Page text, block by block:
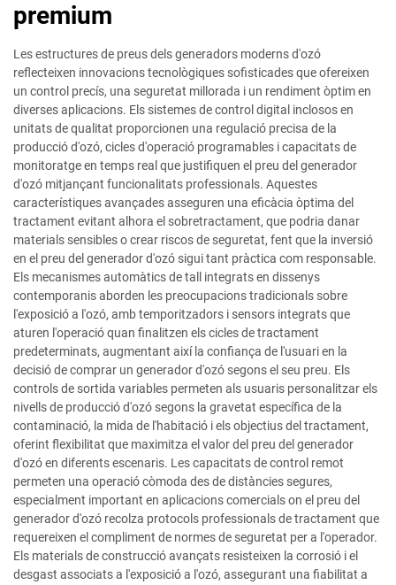
premium
Les estructures de preus dels generadors moderns d'ozó
reflecteixen innovacions tecnològiques sofisticades que ofereixen
un control precís, una seguretat millorada i un rendiment òptim en
diverses aplicacions. Els sistemes de control digital inclosos en
unitats de qualitat proporcionen una regulació precisa de la
producció d'ozó, cicles d'operació programables i capacitats de
monitoratge en temps real que justifiquen el preu del generador
d'ozó mitjançant funcionalitats professionals. Aquestes
característiques avançades asseguren una eficàcia òptima del
tractament evitant alhora el sobretractament, que podria danar
materials sensibles o crear riscos de seguretat, fent que la inversió
en el preu del generador d'ozó sigui tant pràctica com responsable.
Els mecanismes automàtics de tall integrats en dissenys
contemporanis aborden les preocupacions tradicionals sobre
l'exposició a l'ozó, amb temporitzadors i sensors integrats que
aturen l'operació quan finalitzen els cicles de tractament
predeterminats, augmentant així la confiança de l'usuari en la
decisió de comprar un generador d'ozó segons el seu preu. Els
controls de sortida variables permeten als usuaris personalitzar els
nivells de producció d'ozó segons la gravetat específica de la
contaminació, la mida de l'habitació i els objectius del tractament,
oferint flexibilitat que maximitza el valor del preu del generador
d'ozó en diferents escenaris. Les capacitats de control remot
permeten una operació còmoda des de distàncies segures,
especialment important en aplicacions comercials on el preu del
generador d'ozó recolza protocols professionals de tractament que
requereixen el compliment de normes de seguretat per a l'operador.
Els materials de construcció avançats resisteixen la corrosió i el
desgast associats a l'exposició a l'ozó, assegurant una fiabilitat a